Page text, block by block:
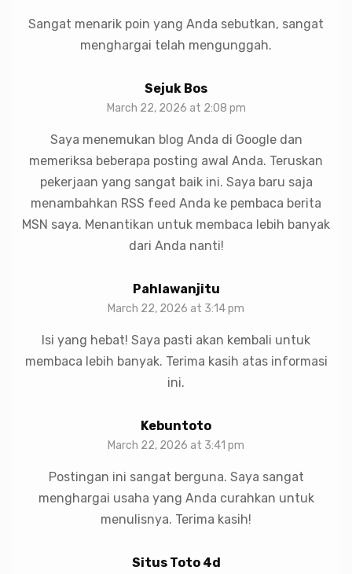
Sangat menarik poin yang Anda sebutkan, sangat
menghargai telah mengunggah.
Sejuk Bos
March 22, 2026 at 2:08 pm
Saya menemukan blog Anda di Google dan
memeriksa beberapa posting awal Anda. Teruskan
pekerjaan yang sangat baik ini. Saya baru saja
menambahkan RSS feed Anda ke pembaca berita
MSN saya. Menantikan untuk membaca lebih banyak
dari Anda nanti!
Pahlawanjitu
March 22, 2026 at 3:14 pm
Isi yang hebat! Saya pasti akan kembali untuk
membaca lebih banyak. Terima kasih atas informasi
ini.
Kebuntoto
March 22, 2026 at 3:41 pm
Postingan ini sangat berguna. Saya sangat
menghargai usaha yang Anda curahkan untuk
menulisnya. Terima kasih!
Situs Toto 4d